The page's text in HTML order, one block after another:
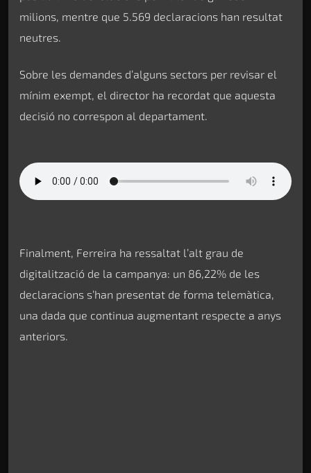
milions, mentre que 5.569 declaracions han resultat
neutres.
Sobre les demandes d’alguns sectors per revisar el
mínim exempt, el director ha recordat que aquesta
decisió no correspon al departament.
Finalment, Ferreira ha ressaltat l’alt grau de
digitalització de la campanya: un 86,22% de les
declaracions s’han presentat de forma telemàtica,
una dada que continua augmentant respecte a anys
anteriors.